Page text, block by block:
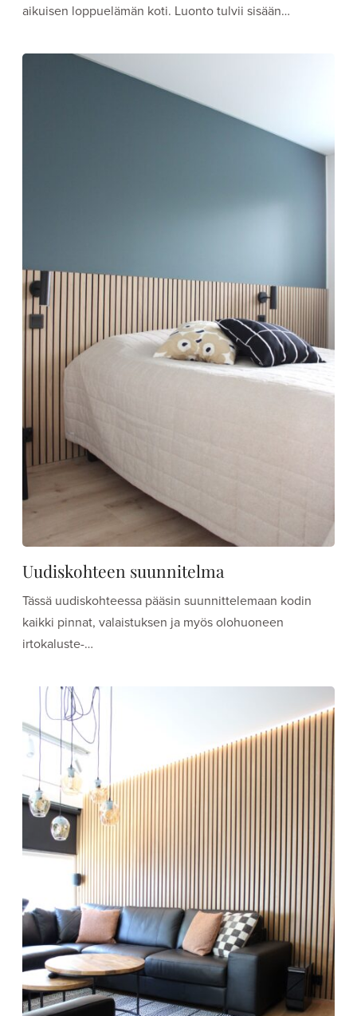
aikuisen loppuelämän koti. Luonto tulvii sisään…
Uudiskohteen suunnitelma
Tässä uudiskohteessa pääsin suunnittelemaan kodin
kaikki pinnat, valaistuksen ja myös olohuoneen
irtokaluste-…